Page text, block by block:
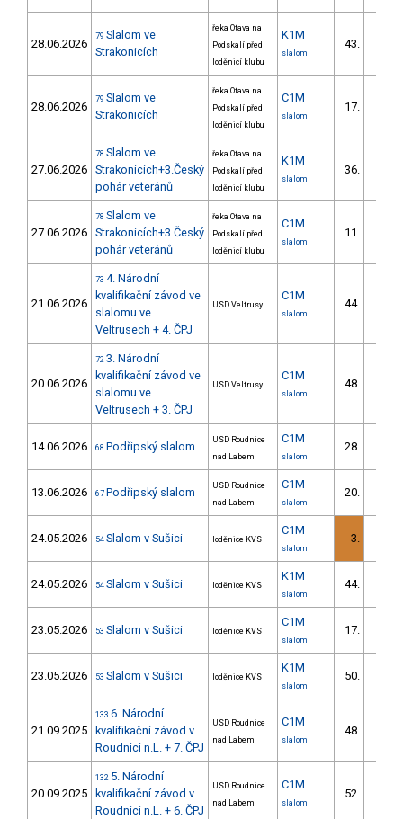
28.06.2026
79 Slalom ve
Strakonicích
řeka Otava na
Podskalí před
loděnicí klubu
K1M
slalom
43.
28.06.2026
79 Slalom ve
Strakonicích
řeka Otava na
Podskalí před
loděnicí klubu
C1M
slalom
17.
27.06.2026
78 Slalom ve
Strakonicích+3.Český
pohár veteránů
řeka Otava na
Podskalí před
loděnicí klubu
K1M
slalom
36.
27.06.2026
78 Slalom ve
Strakonicích+3.Český
pohár veteránů
řeka Otava na
Podskalí před
loděnicí klubu
C1M
slalom
11.
21.06.2026
73 4. Národní
kvalifikační závod ve
slalomu ve
Veltrusech + 4. ČPJ
USD Veltrusy
C1M
slalom
44.
20.06.2026
72 3. Národní
kvalifikační závod ve
slalomu ve
Veltrusech + 3. ČPJ
USD Veltrusy
C1M
slalom
48.
14.06.2026 68 Podřipský slalom
USD Roudnice
nad Labem
C1M
slalom
28.
13.06.2026 67 Podřipský slalom
USD Roudnice
nad Labem
C1M
slalom
20.
24.05.2026 54 Slalom v Sušici loděnice KVS
C1M
slalom
3.
24.05.2026 54 Slalom v Sušici loděnice KVS
K1M
slalom
44.
23.05.2026 53 Slalom v Sušici loděnice KVS
C1M
slalom
17.
23.05.2026 53 Slalom v Sušici loděnice KVS
K1M
slalom
50.
21.09.2025
133 6. Národní
kvalifikační závod v
Roudnici n.L. + 7. ČPJ
USD Roudnice
nad Labem
C1M
slalom
48.
20.09.2025
132 5. Národní
kvalifikační závod v
Roudnici n.L. + 6. ČPJ
USD Roudnice
nad Labem
C1M
slalom
52.